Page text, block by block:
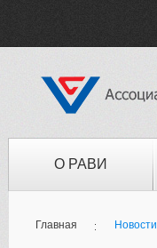
О РАВИ
Главная Новости